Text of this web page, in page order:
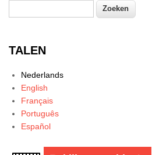
TALEN
Nederlands
English
Français
Português
Español